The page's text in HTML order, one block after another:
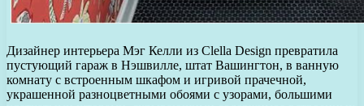
Дизайнер интерьера Мэг Келли из Clella Design превратила
пустующий гараж в Нэшвилле, штат Вашингтон, в ванную
комнату с встроенным шкафом и игривой прачечной,
украшенной разноцветными обоями с узорами, большими